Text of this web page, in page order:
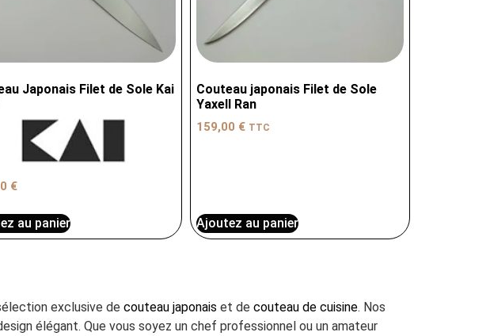
Japonais Filet de Sole Kai
€
au panier
Couteau japonais Filet de Sole
Yaxell Ran
159,00 € TTC
Ajoutez au panier
exclusive de couteau japonais et de couteau de cuisine. Nos
élégant. Que vous soyez un chef professionnel ou un amateur